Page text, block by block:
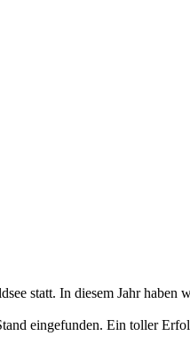
statt. In diesem Jahr haben
eingefunden. Ein toller